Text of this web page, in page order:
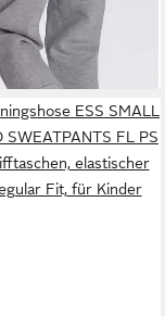
ESS SMALL
SWEATPANTS FL PS
elastischer
Fit, für Kinder